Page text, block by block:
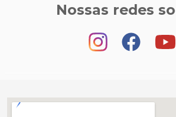
Nossas redes